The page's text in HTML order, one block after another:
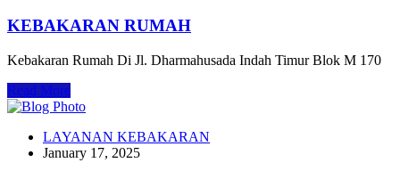
KEBAKARAN RUMAH
Kebakaran Rumah Di Jl. Dharmahusada Indah Timur Blok M 170
Read More
LAYANAN KEBAKARAN
January 17, 2025